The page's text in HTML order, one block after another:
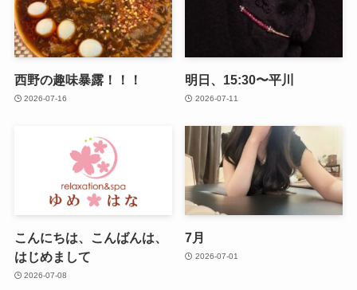
西野の趣味暴露！！！
2026-07-16
明日、15:30〜平川
2026-07-11
こんにちは、こんばんは、
はじめまして
2026-07-08
7月
2026-07-01